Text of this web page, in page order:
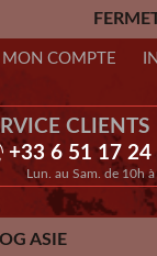
CLIENTS
+33 6 51 17 24
Lun. au Sam. de 10h
MON COMPTE
ASIE